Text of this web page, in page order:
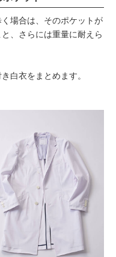
場合は、そのポケットが
、さらには重量に耐えら
白衣をまとめます。